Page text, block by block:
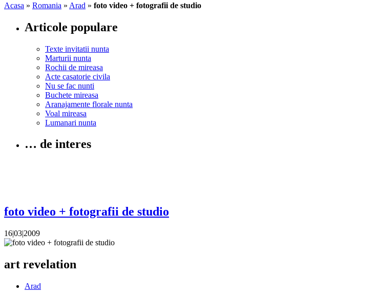
Acasa » Romania » Arad » foto video + fotografii de studio
Articole populare
Texte invitatii nunta
Marturii nunta
Rochii de mireasa
Acte casatorie civila
Nu se fac nunti
Buchete mireasa
Aranajamente florale nunta
Voal mireasa
Lumanari nunta
… de interes
foto video + fotografii de studio
16|03|2009
art revelation
Arad